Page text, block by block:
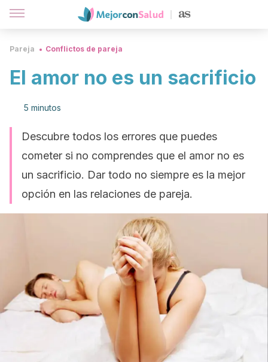
Pareja Conflictos de pareja
El amor no es un sacrificio
5 minutos
Descubre todos los errores que puedes
cometer si no comprendes que el amor no es
un sacrificio. Dar todo no siempre es la mejor
opción en las relaciones de pareja.